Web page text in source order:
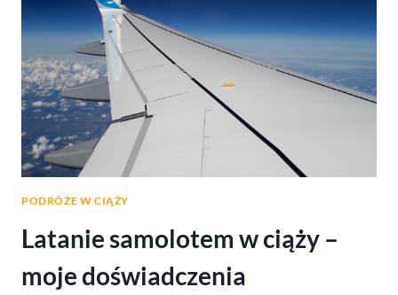
PODRÓŻE W CIĄŻY
Latanie samolotem w ciąży –
moje doświadczenia